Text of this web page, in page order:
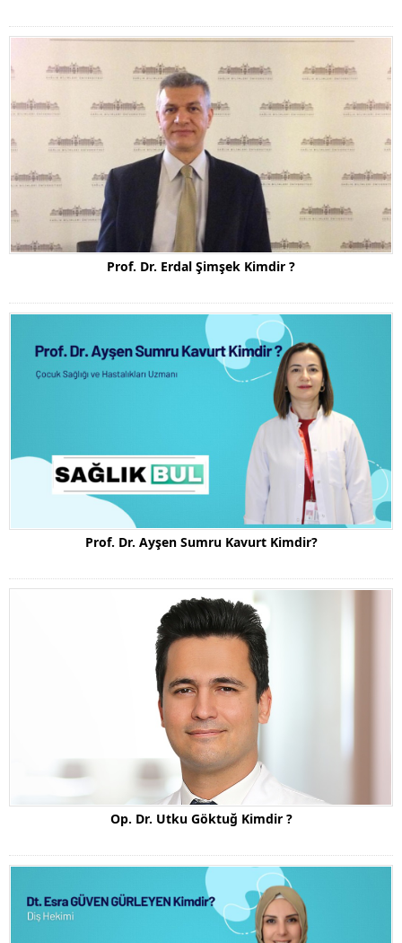
Prof. Dr. Erdal Şimşek Kimdir ?
Prof. Dr. Ayşen Sumru Kavurt Kimdir?
Op. Dr. Utku Göktuğ Kimdir ?